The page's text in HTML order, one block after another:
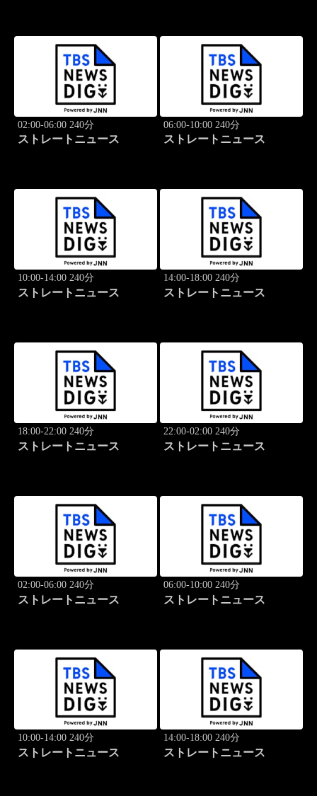
02:00-06:00 240分
ストレートニュース
06:00-10:00 240分
ストレートニュース
10:00-14:00 240分
ストレートニュース
14:00-18:00 240分
ストレートニュース
18:00-22:00 240分
ストレートニュース
22:00-02:00 240分
ストレートニュース
02:00-06:00 240分
ストレートニュース
06:00-10:00 240分
ストレートニュース
10:00-14:00 240分
ストレートニュース
14:00-18:00 240分
ストレートニュース